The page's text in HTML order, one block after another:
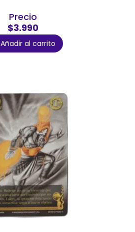
Precio
$3.990
Añadir al carrito